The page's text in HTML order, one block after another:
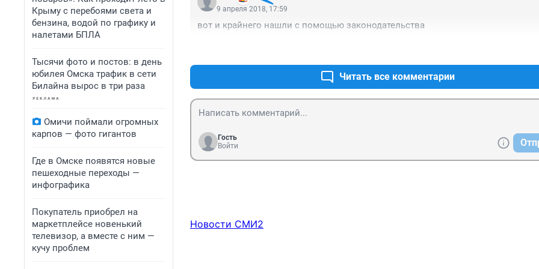
Крыму с перебоями света и
бензина, водой по графику и
налетами БПЛА
Тысячи фото и постов: в день
юбилея Омска трафик в сети
Билайна вырос в три раза
Омичи поймали огромных
карпов — фото гигантов
Где в Омске появятся новые
пешеходные переходы —
инфографика
Покупатель приобрел на
маркетплейсе новенький
телевизор, а вместе с ним —
кучу проблем
9 апреля 2018, 17:59
вот и крайнего нашли с помощью законодательства
Читать все комментарии
Гость
Войти
Новости СМИ2